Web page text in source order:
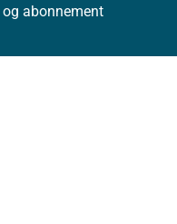
abonnement